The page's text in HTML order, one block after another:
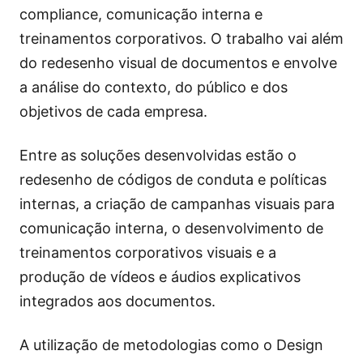
compliance, comunicação interna e
treinamentos corporativos. O trabalho vai além
do redesenho visual de documentos e envolve
a análise do contexto, do público e dos
objetivos de cada empresa.
Entre as soluções desenvolvidas estão o
redesenho de códigos de conduta e políticas
internas, a criação de campanhas visuais para
comunicação interna, o desenvolvimento de
treinamentos corporativos visuais e a
produção de vídeos e áudios explicativos
integrados aos documentos.
A utilização de metodologias como o Design